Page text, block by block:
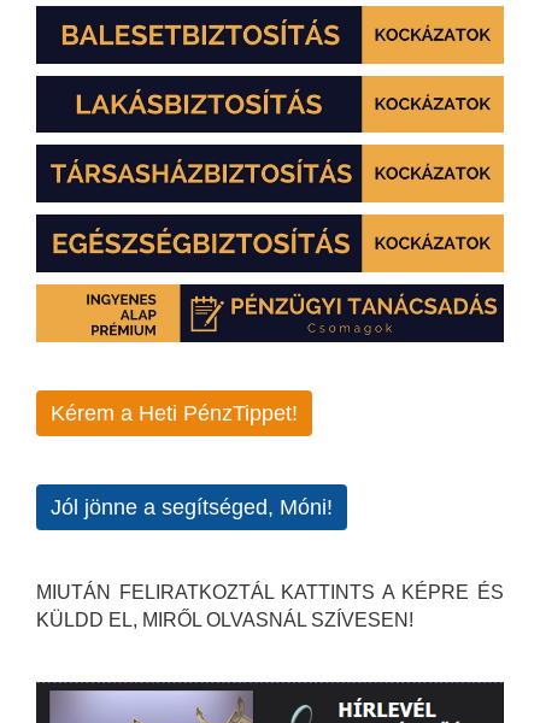
Kérem a Heti PénzTippet!
Jól jönne a segítséged, Móni!
MIUTÁN FELIRATKOZTÁL KATTINTS A KÉPRE ÉS
KÜLDD EL, MIRŐL OLVASNÁL SZÍVESEN!